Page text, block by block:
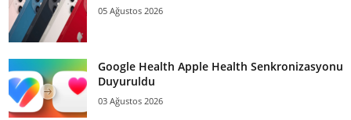
05 Ağustos 2026
Google Health Apple Health Senkronizasyonu
Duyuruldu
03 Ağustos 2026